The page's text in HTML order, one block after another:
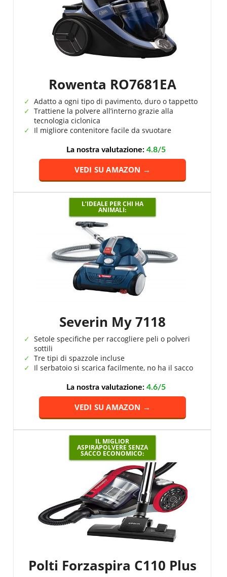
Rowenta RO7681EA
Adatto a ogni tipo di pavimento, duro o tappetto
Trattiene la polvere all’interno grazie alla
tecnologia ciclonica
Il migliore contenitore facile da svuotare
La nostra valutazione: 4.8/5
VEDI SU AMAZON →
L’IDEALE PER CHI HA
ANIMALI:
Severin My 7118
Setole specifiche per raccogliere peli o polveri
sottili
Tre tipi di spazzole incluse
Il serbatoio si scarica facilmente, no ha il sacco
La nostra valutazione: 4.6/5
VEDI SU AMAZON →
IL MIGLIOR
ASPIRAPOLVERE SENZA
SACCO ECONOMICO:
Polti Forzaspira C110 Plus